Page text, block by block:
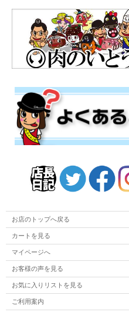
お店のトップへ戻る
カートを見る
マイページへ
お客様の声を見る
お気に入りリストを見る
ご利用案内